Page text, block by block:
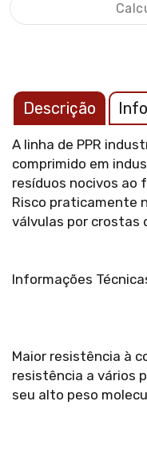
Descrição
A linha de PPR
comprimido em
resíduos nocivos ao
Risco praticamente
válvulas por crostas
Informações
Maior resistência à
resistência a vários
seu alto peso